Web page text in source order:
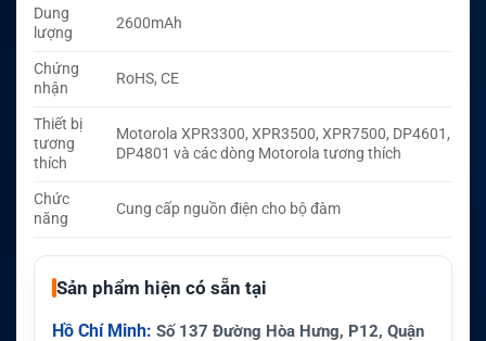
Dung
lượng
2600mAh
Chứng
nhận
RoHS, CE
Thiết bị
tương
thích
Motorola XPR3300, XPR3500, XPR7500, DP4601,
DP4801 và các dòng Motorola tương thích
Chức
năng
Cung cấp nguồn điện cho bộ đàm
Sản phẩm hiện có sẵn tại
Hồ Chí Minh: Số 137 Đường Hòa Hưng, P12, Quận